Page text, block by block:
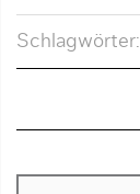
Schlagwörter: